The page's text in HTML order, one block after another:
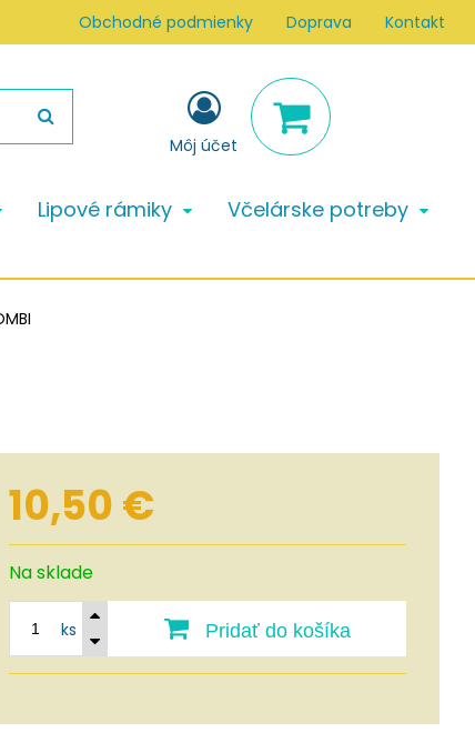
Obchodné podmienky Doprava Kontakt
Môj účet
Lipové rámiky
Včelárske potreby
10,50€
Na sklade
ks Pridať do košíka